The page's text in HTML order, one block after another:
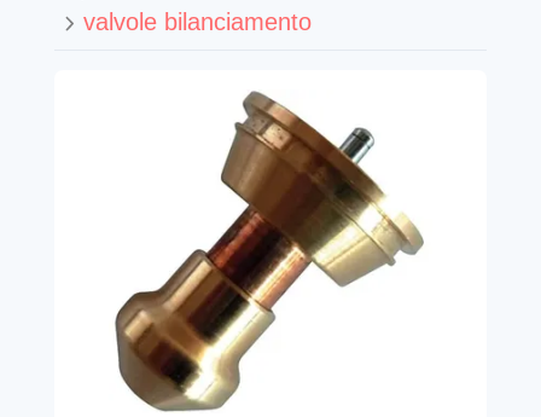
valvole bilanciamento